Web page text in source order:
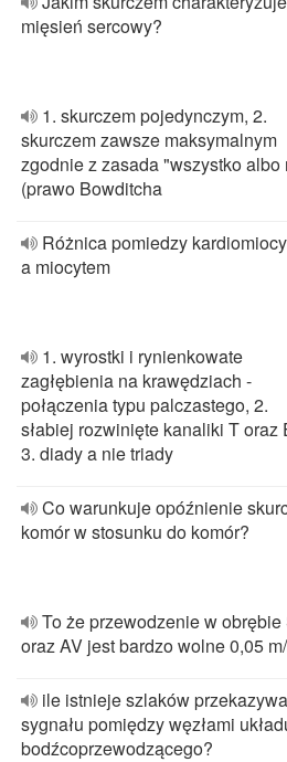
mięsień sercowy?
1. skurczem pojedynczym, 2.
skurczem zawsze maksymalnym
zgodnie z zasada "wszystko albo
(prawo Bowditcha
Różnica pomiedzy
a miocytem
1. wyrostki i rynienkowate
zagłębienia na krawędziach -
połączenia typu palczastego, 2.
słabiej rozwinięte kanaliki T oraz
3. diady a nie triady
Co warunkuje opóźnienie
komór w stosunku do komór?
To że przewodzenie w obrębie
oraz AV jest bardzo wolne 0,05
ile istnieje szlaków
sygnału pomiędzy węzłami
bodźcoprzewodzącego?